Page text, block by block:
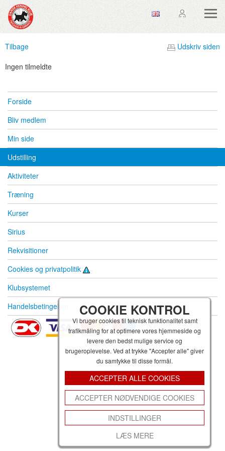
Tilbage
Udskriv siden
Ingen tilmeldte
COOKIE KONTROL
Vi bruger cookies til teknisk funktionalitet samt
trafikmåling for at optimere vores hjemmeside og
levere den bedst mulige service og
brugeroplevelse. Ved at trykke "Accepter alle" giver
du samtykke til disse formål.
ACCEPTER ALLE COOKIES
ACCEPTER NØDVENDIGE COOKIES
INDSTILLINGER
LÆS MERE
Forside
Bliv medlem
Min side
Udstilling
Aktiviteter
Træning
Kurser
Sirius
Rekvisitioner
Cookies og privatpolitik
Klubsystemet
Handelsbetingelser